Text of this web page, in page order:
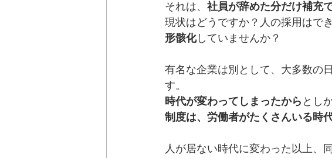
それは、 社員が辞めた分だけ補充
現状はどうですか？人の採用はで
形骸化していませんか？
有名な企業は別として、大多数の
す。
時代が変わってしまったから とし
制度は、労働者がたくさんいる時
人が居ない時代に変わった以上、